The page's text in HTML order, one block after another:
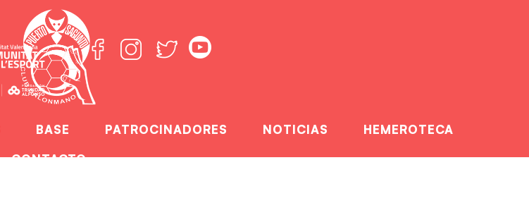
BASE PATROCINADORES NOTICIAS
HEMEROTECA
CONTACTO